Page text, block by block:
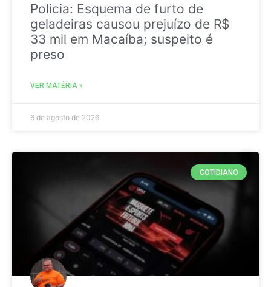
Policia: Esquema de furto de
geladeiras causou prejuízo de R$
33 mil em Macaíba; suspeito é
preso
VER MATÉRIA »
6 de agosto de 2026
COTIDIANO